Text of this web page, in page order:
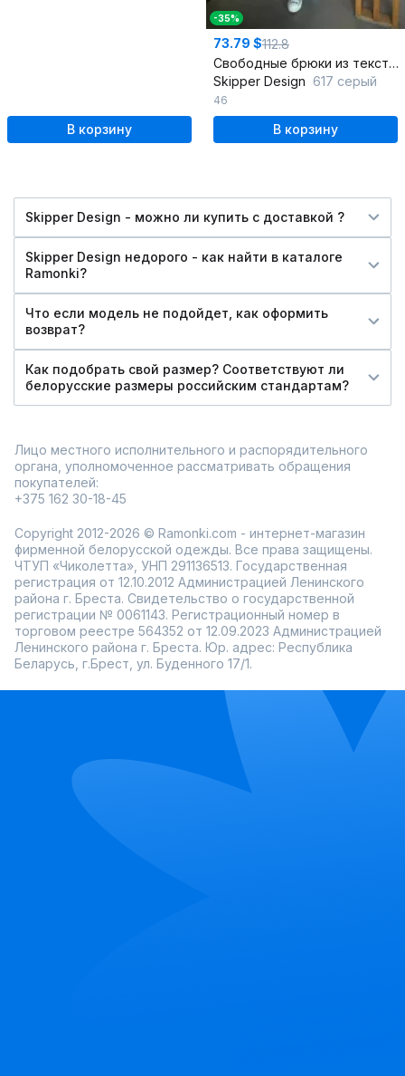
В корзину
-35%
73.79 $112.8
Свободные брюки из текстиля с складками и поясом
Skipper Design 617 серый
46
В корзину
Skipper Design - можно ли купить c доставкой ?
Skipper Design недорого - как найти в каталоге
Ramonki?
Что если модель не подойдет, как оформить
возврат?
Как подобрать свой размер? Соответствуют ли
белорусские размеры российским стандартам?
Лицо местного исполнительного и распорядительного
органа, уполномоченное рассматривать обращения
покупателей:
+375 162 30-18-45
Copyright 2012-2026 © Ramonki.com - интернет-магазин
фирменной белорусской одежды. Все права защищены.
ЧТУП «Чиколетта», УНП 291136513. Государственная
регистрация от 12.10.2012 Администрацией Ленинского
района г. Бреста. Свидетельство о государственной
регистрации № 0061143. Регистрационный номер в
торговом реестре 564352 от 12.09.2023 Администрацией
Ленинского района г. Бреста. Юр. адрес: Республика
Беларусь, г.Брест, ул. Буденного 17/1.